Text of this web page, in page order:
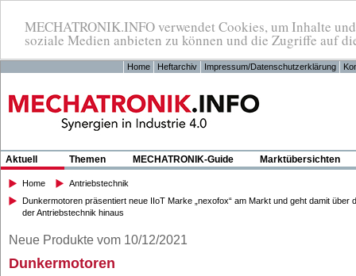
MECHATRONIK.INFO verwendet Cookies, um Inhalte
soziale Medien anbieten zu können und die Zugriffe auf
Home Heftarchiv Impressum/Datenschutzerklärung
Aktuell Themen MECHATRONIK-Guide Marktübersichten
Home
Antriebstechnik
Dunkermotoren präsentiert neue IIoT Marke „nexofox“ am Markt und geht damit über
der Antriebstechnik hinaus
Neue Produkte vom 10/12/2021
Dunkermotoren